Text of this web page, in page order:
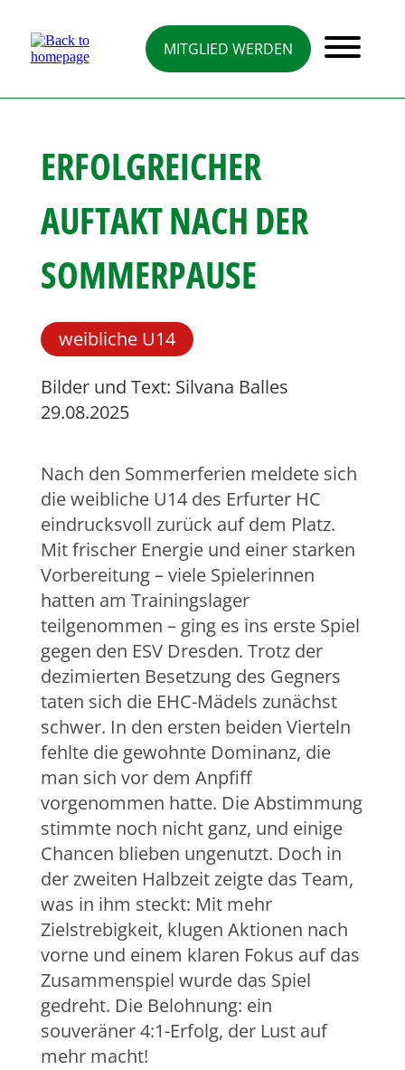
MITGLIED WERDEN
ERFOLGREICHER
AUFTAKT NACH DER
SOMMERPAUSE
weibliche U14
Bilder und Text: Silvana Balles
29.08.2025
Nach den Sommerferien meldete sich
die weibliche U14 des Erfurter HC
eindrucksvoll zurück auf dem Platz.
Mit frischer Energie und einer starken
Vorbereitung – viele Spielerinnen
hatten am Trainingslager
teilgenommen – ging es ins erste Spiel
gegen den ESV Dresden. Trotz der
dezimierten Besetzung des Gegners
taten sich die EHC-Mädels zunächst
schwer. In den ersten beiden Vierteln
fehlte die gewohnte Dominanz, die
man sich vor dem Anpfiff
vorgenommen hatte. Die Abstimmung
stimmte noch nicht ganz, und einige
Chancen blieben ungenutzt. Doch in
der zweiten Halbzeit zeigte das Team,
was in ihm steckt: Mit mehr
Zielstrebigkeit, klugen Aktionen nach
vorne und einem klaren Fokus auf das
Zusammenspiel wurde das Spiel
gedreht. Die Belohnung: ein
souveräner 4:1-Erfolg, der Lust auf
mehr macht!